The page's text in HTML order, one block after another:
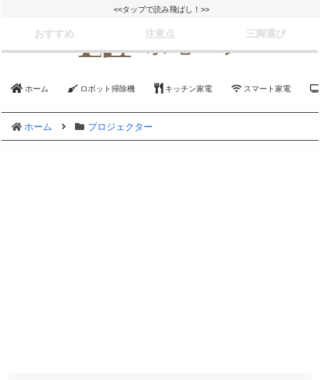
ホーム ロボット掃除機 キッチン家電 スマート家電
ホーム プロジェクター
<<タップで読み飛ばし！>>
おすすめ 注意点 三脚選び